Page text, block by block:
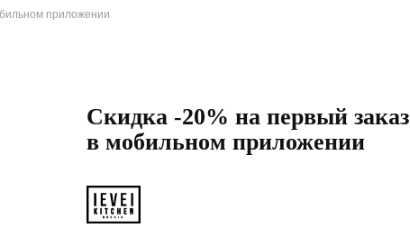
приложении
Скидка -20% на первый заказ
в мобильном приложении